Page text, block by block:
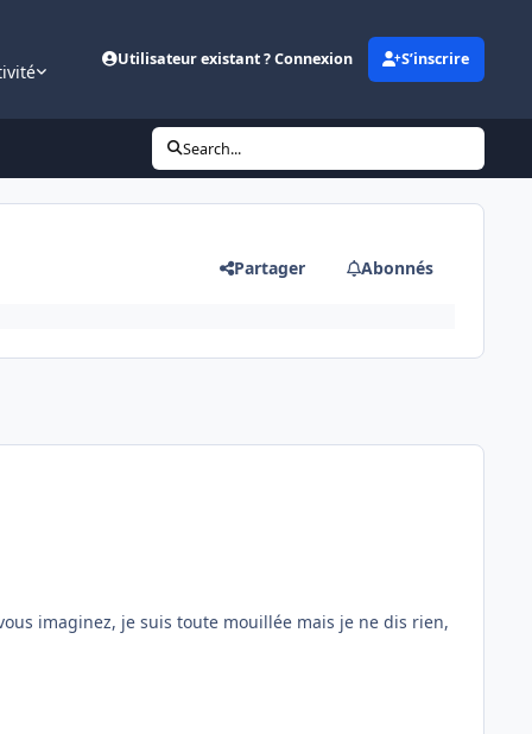
Utilisateur existant ? Connexion S’inscrire
Search...
Partager Abonnés
imaginez, je suis toute mouillée mais je ne dis rien,